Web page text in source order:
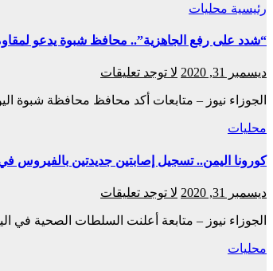
رئيسية محليات
“شدد على رفع الجاهزية”.. محافظ شبوة يدعو
ديسمبر 31, 2020 لا توجد تعليقات
الجوزاء نيوز – متابعات أكد محافظ محافظة شبوة
محليات
كورونا اليمن.. تسجيل إصابتين جديدتين
ديسمبر 31, 2020 لا توجد تعليقات
الجوزاء نيوز – متابعة أعلنت السلطات الصحية
محليات